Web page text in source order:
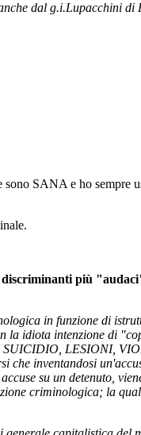
dal g.i.Lupacchini di
SANA e ho sempre
discriminanti più
in funzione di
la idiota intenzione di
LESIONI,
inventandosi
su un detenuto,
criminologica; la